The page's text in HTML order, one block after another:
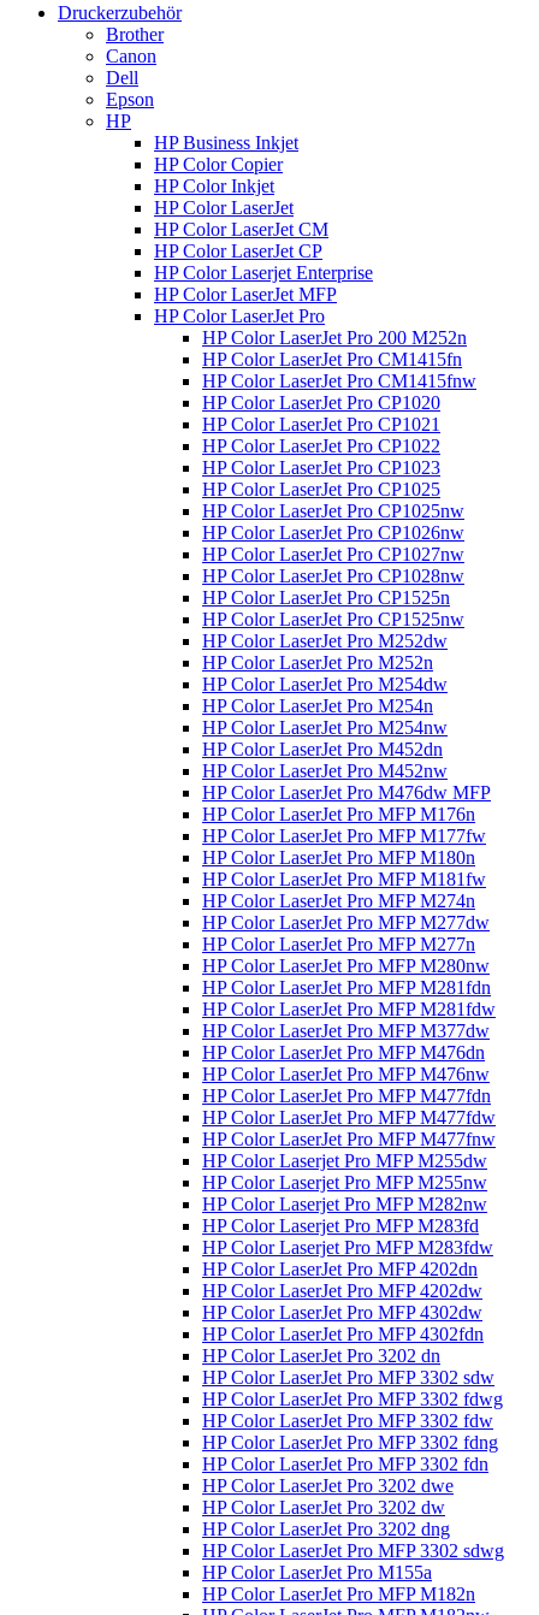
Druckerzubehör
Brother
Canon
Dell
Epson
HP
HP Business Inkjet
HP Color Copier
HP Color Inkjet
HP Color LaserJet
HP Color LaserJet CM
HP Color LaserJet CP
HP Color Laserjet Enterprise
HP Color LaserJet MFP
HP Color LaserJet Pro
HP Color LaserJet Pro 200 M252n
HP Color LaserJet Pro CM1415fn
HP Color LaserJet Pro CM1415fnw
HP Color LaserJet Pro CP1020
HP Color LaserJet Pro CP1021
HP Color LaserJet Pro CP1022
HP Color LaserJet Pro CP1023
HP Color LaserJet Pro CP1025
HP Color LaserJet Pro CP1025nw
HP Color LaserJet Pro CP1026nw
HP Color LaserJet Pro CP1027nw
HP Color LaserJet Pro CP1028nw
HP Color LaserJet Pro CP1525n
HP Color LaserJet Pro CP1525nw
HP Color LaserJet Pro M252dw
HP Color LaserJet Pro M252n
HP Color LaserJet Pro M254dw
HP Color LaserJet Pro M254n
HP Color LaserJet Pro M254nw
HP Color LaserJet Pro M452dn
HP Color LaserJet Pro M452nw
HP Color LaserJet Pro M476dw MFP
HP Color LaserJet Pro MFP M176n
HP Color LaserJet Pro MFP M177fw
HP Color LaserJet Pro MFP M180n
HP Color LaserJet Pro MFP M181fw
HP Color LaserJet Pro MFP M274n
HP Color LaserJet Pro MFP M277dw
HP Color LaserJet Pro MFP M277n
HP Color LaserJet Pro MFP M280nw
HP Color LaserJet Pro MFP M281fdn
HP Color LaserJet Pro MFP M281fdw
HP Color LaserJet Pro MFP M377dw
HP Color LaserJet Pro MFP M476dn
HP Color LaserJet Pro MFP M476nw
HP Color LaserJet Pro MFP M477fdn
HP Color LaserJet Pro MFP M477fdw
HP Color LaserJet Pro MFP M477fnw
HP Color Laserjet Pro MFP M255dw
HP Color Laserjet Pro MFP M255nw
HP Color Laserjet Pro MFP M282nw
HP Color Laserjet Pro MFP M283fd
HP Color Laserjet Pro MFP M283fdw
HP Color LaserJet Pro MFP 4202dn
HP Color LaserJet Pro MFP 4202dw
HP Color LaserJet Pro MFP 4302dw
HP Color LaserJet Pro MFP 4302fdn
HP Color LaserJet Pro 3202 dn
HP Color LaserJet Pro MFP 3302 sdw
HP Color LaserJet Pro MFP 3302 fdwg
HP Color LaserJet Pro MFP 3302 fdw
HP Color LaserJet Pro MFP 3302 fdng
HP Color LaserJet Pro MFP 3302 fdn
HP Color LaserJet Pro 3202 dwe
HP Color LaserJet Pro 3202 dw
HP Color LaserJet Pro 3202 dng
HP Color LaserJet Pro MFP 3302 sdwg
HP Color LaserJet Pro M155a
HP Color LaserJet Pro MFP M182n